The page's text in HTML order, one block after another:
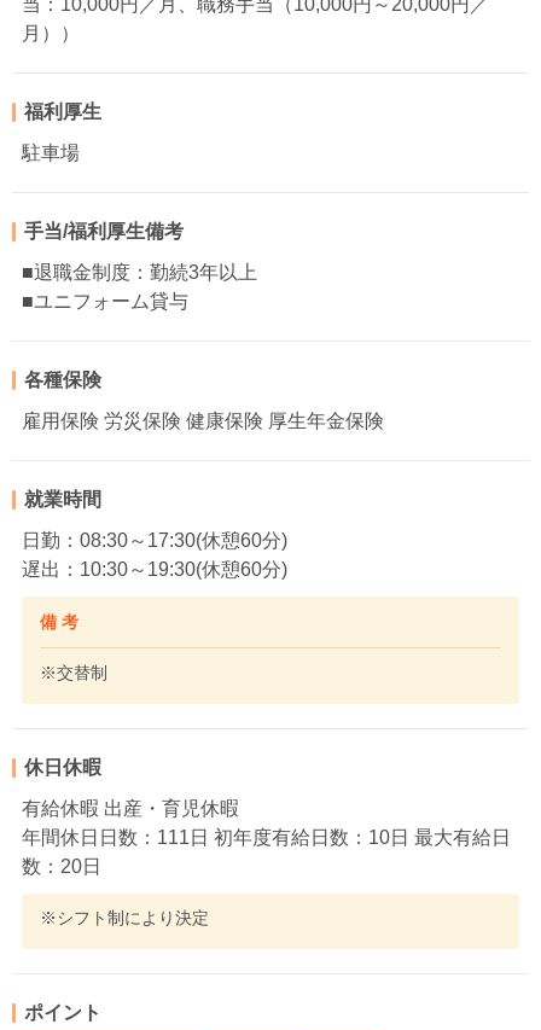
当：10,000円／月、職務手当（10,000円～20,000円／
月））
福利厚生
駐車場
手当/福利厚生備考
■退職金制度：勤続3年以上
■ユニフォーム貸与
各種保険
雇用保険 労災保険 健康保険 厚生年金保険
就業時間
日勤：08:30～17:30(休憩60分)
遅出：10:30～19:30(休憩60分)
備 考
※交替制
休日休暇
有給休暇 出産・育児休暇
年間休日日数：111日 初年度有給日数：10日 最大有給日
数：20日
※シフト制により決定
ポイント